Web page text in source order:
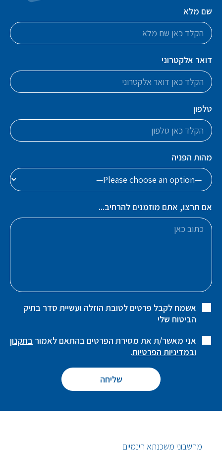
שם מלא
דואר אלקטרוני
טלפון
מהות הפניה
אם תרצו, אתם מוזמנים להרחיב...
אשמח לקבל פרטים לטובת הוזלה ועשיית סדר בתיק
הביטוח שלי
אני מאשר/ת את מסירת הפרטים בהתאם לאמור בתקנון
ובמדיניות הפרטיות.
מחשבוני משכנתא חינמיים